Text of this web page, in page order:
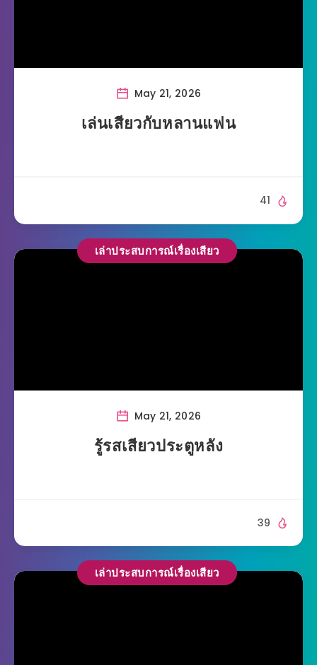
May 21, 2026
เล่นเสียวกับหลานแฟน
41
เล่าประสบการณ์เรื่องเสียว
May 21, 2026
รู้รสเสียวประตูหลัง
39
เล่าประสบการณ์เรื่องเสียว